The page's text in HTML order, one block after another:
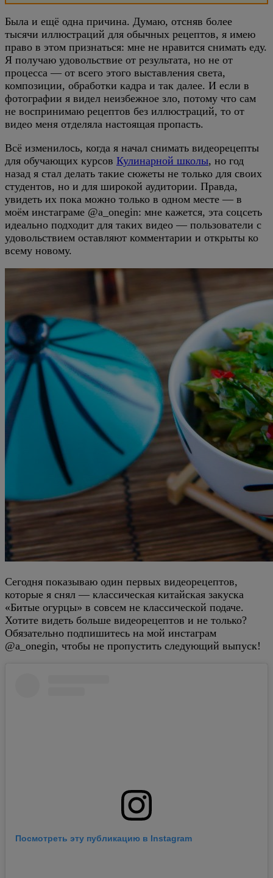
Была и ещё одна причина. Думаю, отсняв более
тысячи иллюстраций для обычных рецептов, я имею
право в этом признаться: мне не нравится снимать еду.
Я получаю удовольствие от результата, но не от
процесса — от всего этого выставления света,
композиции, обработки кадра и так далее. И если в
фотографии я видел неизбежное зло, потому что сам
не воспринимаю рецептов без иллюстраций, то от
видео меня отделяла настоящая пропасть.
Всё изменилось, когда я начал снимать видеорецепты
для обучающих курсов Кулинарной школы, но год
назад я стал делать такие сюжеты не только для своих
студентов, но и для широкой аудитории. Правда,
увидеть их пока можно только в одном месте — в
моём инстаграме @a_onegin: мне кажется, эта соцсеть
идеально подходит для таких видео — пользователи с
удовольствием оставляют комментарии и открыты ко
всему новому.
Сегодня показываю один первых видеорецептов,
которые я снял — классическая китайская закуска
«Битые огурцы» в совсем не классической подаче.
Хотите видеть больше видеорецептов и не только?
Обязательно подпишитесь на мой инстаграм
@a_onegin, чтобы не пропустить следующий выпуск!
Посмотреть эту публикацию в Instagram